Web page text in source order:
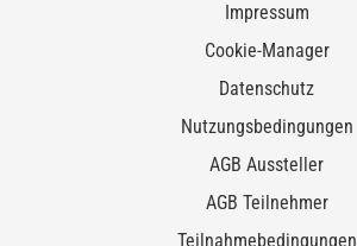
Impressum
Cookie-Manager
Datenschutz
Nutzungsbedingungen
AGB Aussteller
AGB Teilnehmer
Teilnahmebedingungen